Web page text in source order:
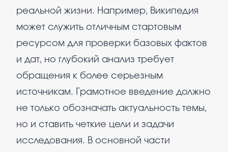
реальной жизни. Например, Википедия
может служить отличным стартовым
ресурсом для проверки базовых фактов
и дат, но глубокий анализ требует
обращения к более серьезным
источникам. Грамотное введение должно
не только обозначать актуальность темы,
но и ставить четкие цели и задачи
исследования. В основной части